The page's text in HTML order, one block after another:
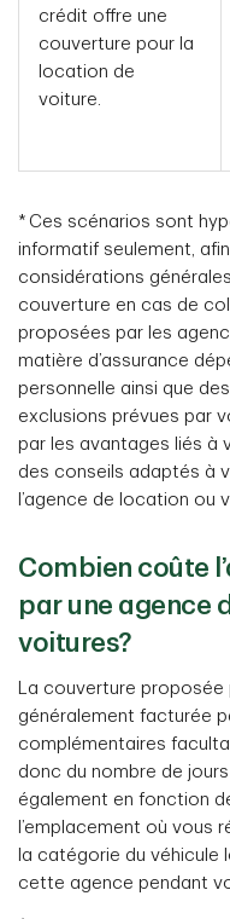
crédit offre une
couverture pour la
location de
voiture.
* Ces scénarios sont
informatif seulement,
considérations
couverture en cas de
proposées par les
matière d’assurance
personnelle ainsi que
exclusions prévues par
par les avantages liés à
des conseils adaptés à
l’agence de location ou
Combien coûte
par une agence
voitures?
La couverture
généralement facturée
complémentaires
donc du nombre de
également en fonction
l’emplacement où vous
la catégorie du véhicule
cette agence pendant